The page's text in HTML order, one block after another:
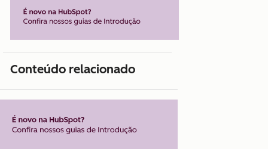
Conteúdo relacionado